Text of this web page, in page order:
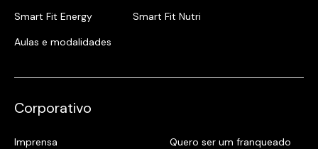
Smart Fit Energy
Smart Fit Nutri
Aulas e modalidades
Corporativo
Imprensa
Quero ser um franqueado